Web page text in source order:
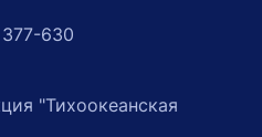
630
"Тихоокеанская